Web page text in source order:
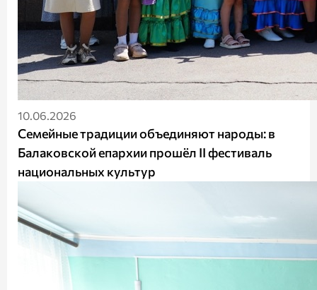
10.06.2026
Семейные традиции объединяют народы: в
Балаковской епархии прошёл II фестиваль
национальных культур